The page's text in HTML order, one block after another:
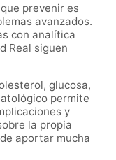
prevenir es
avanzados.
con analítica
Real siguen
glucosa,
permite
y
la propia
aportar mucha